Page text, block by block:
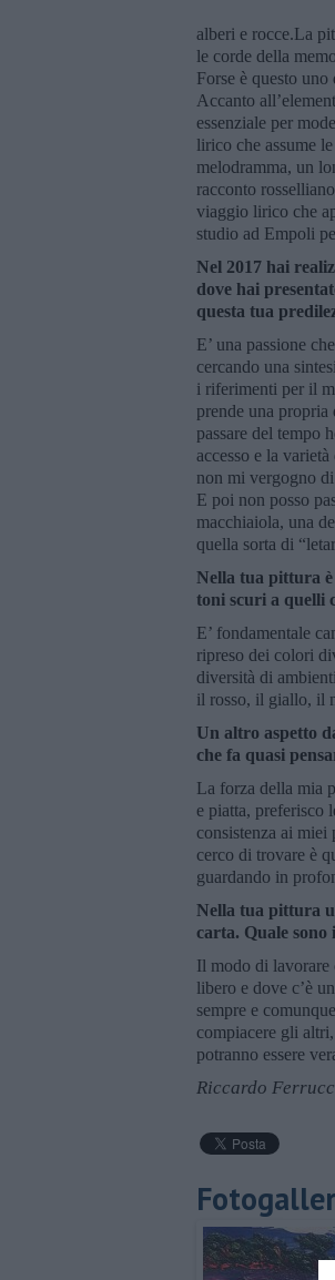
alberi e rocce.La
le corde della
Forse è questo
Accanto
essenziale per
lirico che assume
melodramma, un
racconto
viaggio lirico che
studio ad Empoli
Nel 2017 hai
dove hai
questa tua
E’ una passione
cercando una
i riferimenti per il
prende una
passare del tempo
accesso e la
non mi vergogno
E poi non posso
macchiaiola, una
quella sorta di
Nella tua pittura è
toni scuri a quelli
E’ fondamentale
ripreso dei colori
diversità di
il rosso, il giallo, il
Un altro aspetto
che fa quasi
La forza della mia
e piatta, preferisco
consistenza ai
cerco di trovare è
guardando in
Nella tua pittura
carta. Quale
Il modo di lavorare
libero e dove c’è
sempre e
compiacere gli
potranno essere
Riccardo